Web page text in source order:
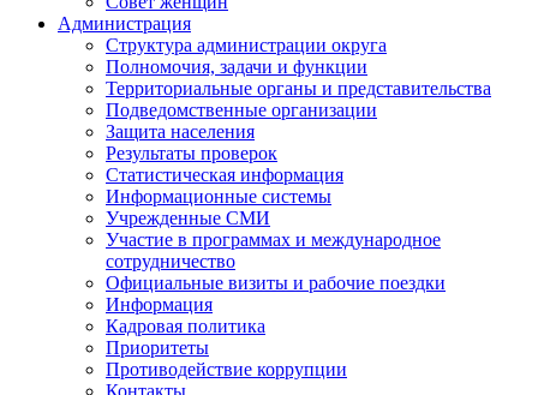
Администрация
Структура администрации округа
Полномочия, задачи и функции
Территориальные органы и представительства
Подведомственные организации
Защита населения
Результаты проверок
Статистическая информация
Информационные системы
Учрежденные СМИ
Участие в программах и международное
сотрудничество
Официальные визиты и рабочие поездки
Информация
Кадровая политика
Приоритеты
Противодействие коррупции